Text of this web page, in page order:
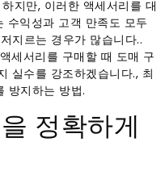
지만, 이러한 액세서리를 대
수익성과 고객 만족도 모두
지르는 경우가 많습니다..
세서리를 구매할 때 도매 구
실수를 강조하겠습니다., 최
방지하는 방법.
정확하게